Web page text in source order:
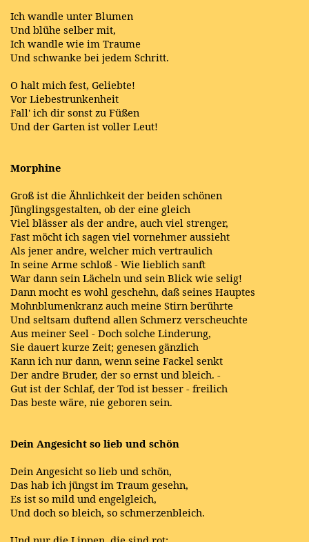
Ich wandle unter Blumen
Und blühe selber mit,
Ich wandle wie im Traume
Und schwanke bei jedem Schritt.
O halt mich fest, Geliebte!
Vor Liebestrunkenheit
Fall' ich dir sonst zu Füßen
Und der Garten ist voller Leut!
Morphine
Groß ist die Ähnlichkeit der beiden schönen
Jünglingsgestalten, ob der eine gleich
Viel blässer als der andre, auch viel strenger,
Fast möcht ich sagen viel vornehmer aussieht
Als jener andre, welcher mich vertraulich
In seine Arme schloß - Wie lieblich sanft
War dann sein Lächeln und sein Blick wie selig!
Dann mocht es wohl geschehn, daß seines Hauptes
Mohnblumenkranz auch meine Stirn berührte
Und seltsam duftend allen Schmerz verscheuchte
Aus meiner Seel - Doch solche Linderung,
Sie dauert kurze Zeit; genesen gänzlich
Kann ich nur dann, wenn seine Fackel senkt
Der andre Bruder, der so ernst und bleich. -
Gut ist der Schlaf, der Tod ist besser - freilich
Das beste wäre, nie geboren sein.
Dein Angesicht so lieb und schön
Dein Angesicht so lieb und schön,
Das hab ich jüngst im Traum gesehn,
Es ist so mild und engelgleich,
Und doch so bleich, so schmerzenbleich.